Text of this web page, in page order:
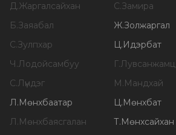
Д.Жаргалсайхан С.Замира
Б.Заяабал Ж.Золжаргал
С.Зулпхар Ц.Идэрбат
Ч.Лодойсамбуу Г.Лувсанжамц
С.Лүндэг М.Мандхай
Л.Мөнхбаатар Ц.Мөнхбат
Л.Мөнхбаясгалан Т.Мөнхсайхан